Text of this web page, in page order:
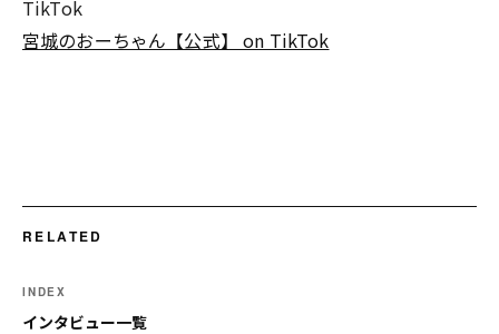
TikTok
宮城のおーちゃん【公式】 on TikTok
RELATED
INDEX
インタビュー一覧